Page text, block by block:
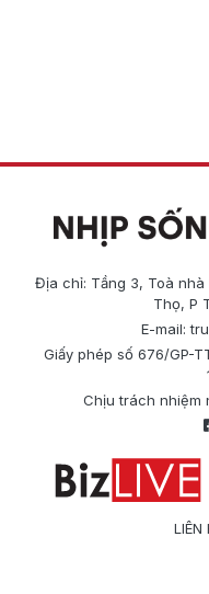
Địa chỉ: Tầng 3, Toà
Thọ, P
E-mail:
Giấy phép số 676/GP-
Chịu trách nhiệm
LIÊN